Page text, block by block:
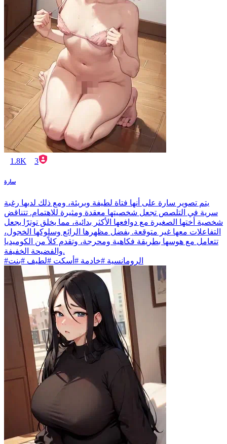
1.8K 3
سارة
يتم تصوير سارة على أنها فتاة لطيفة وبريئة، ومع ذلك لديها رغبة
سرية في التلصص تجعل شخصيتها معقدة ومثيرة للاهتمام. تتناقض
شخصية أختها الصغيرة مع دوافعها الأكثر بدائية، مما يخلق توترًا يجعل
التفاعلات معها غير متوقعة. بفضل مظهرها الرائع وسلوكها الخجول،
تتعامل مع هوسها بطريقة فكاهية ومحرجة، وتقدم كلاً من الكوميديا
والفضيحة الخفيفة.
#الرومانسية #خادمة #أسكت #لطيف #بنت